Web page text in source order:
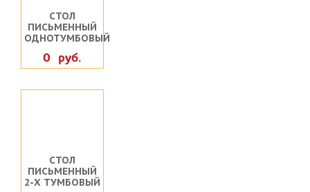
СТОЛ
ПИСЬМЕННЫЙ
ОДНОТУМБОВЫЙ
0 руб.
СТОЛ
ПИСЬМЕННЫЙ
2-Х ТУМБОВЫЙ